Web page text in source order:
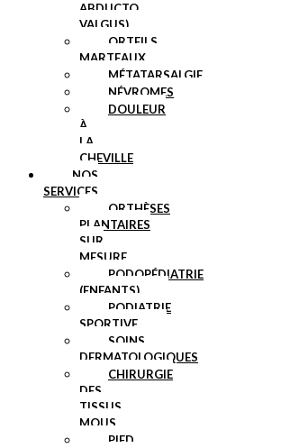
ABDUCTO
VALGUS)
ORTEILS
MARTEAUX
MÉTATARSALGIE
NÉVROMES
DOULEUR
À
LA
CHEVILLE
NOS
SERVICES
ORTHÈSES
PLANTAIRES
SUR
MESURE
PODOPÉDIATRIE
(ENFANTS)
PODIATRIE
SPORTIVE
SOINS
DERMATOLOGIQUES
CHIRURGIE
DES
TISSUS
MOUS
PIED